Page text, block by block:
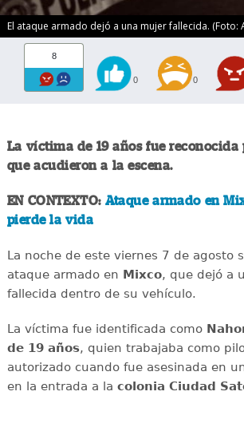
El ataque armado dejó a una mujer fallecida. (Foto:
8
0 0
La víctima de 19 años fue
que acudieron a la escena.
EN CONTEXTO: Ataque armado en
pierde la vida
La noche de este viernes 7 de agosto
ataque armado en Mixco, que dejó a
fallecida dentro de su vehículo.
La víctima fue identificada como
de 19 años, quien trabajaba como
autorizado cuando fue asesinada en
en la entrada a la colonia Ciudad